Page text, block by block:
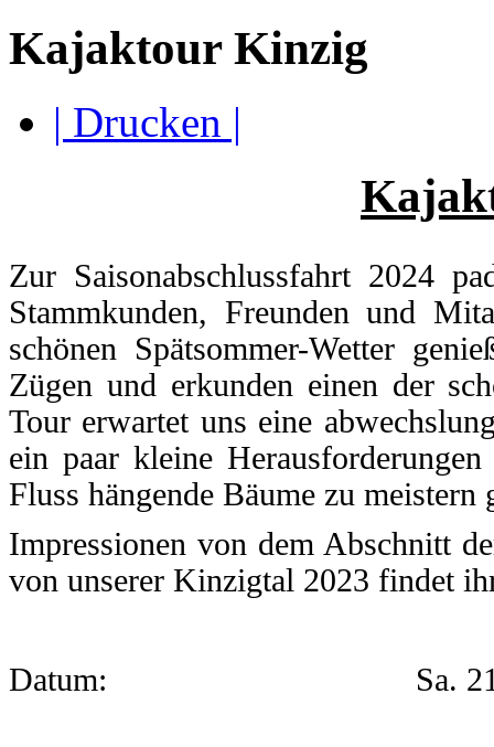
Kajaktour Kinzig
| Drucken |
Zur Saisonabschlussfahrt 2024
Stammkunden, Freunden und
schönen Spätsommer-Wetter
Zügen und erkunden einen der
Tour erwartet uns eine
ein paar kleine
Fluss hängende Bäume zu
Impressionen von dem Abschnitt
von unserer Kinzigtal 2023 findet
Datum: Sa.